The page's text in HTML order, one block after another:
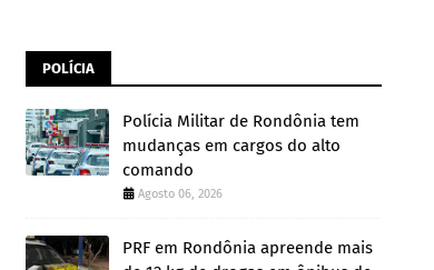
POLÍCIA
Polícia Militar de Rondônia tem
mudanças em cargos do alto
comando
Agosto 06, 2026
PRF em Rondônia apreende mais